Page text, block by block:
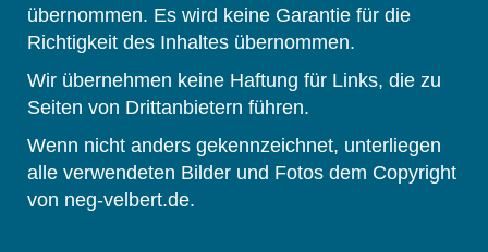
übernommen. Es wird keine Garantie für die
Richtigkeit des Inhaltes übernommen.
Wir übernehmen keine Haftung für Links, die zu
Seiten von Drittanbietern führen.
Wenn nicht anders gekennzeichnet, unterliegen
alle verwendeten Bilder und Fotos dem Copyright
von neg-velbert.de.